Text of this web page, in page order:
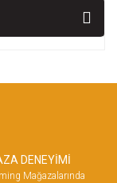
DENEYİMİ
Mağazalarında